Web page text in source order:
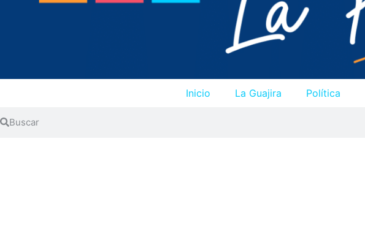
Inicio La Guajira Política